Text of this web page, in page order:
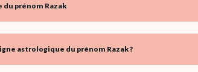
prénom Razak
astrologique du prénom Razak ?